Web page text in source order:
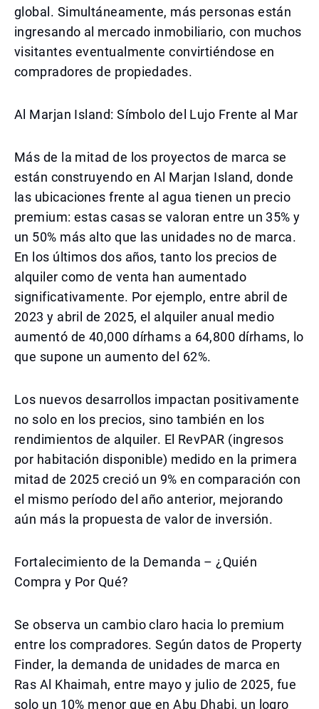
global. Simultáneamente, más personas están
ingresando al mercado inmobiliario, con muchos
visitantes eventualmente convirtiéndose en
compradores de propiedades.
Al Marjan Island: Símbolo del Lujo Frente al Mar
Más de la mitad de los proyectos de marca se
están construyendo en Al Marjan Island, donde
las ubicaciones frente al agua tienen un precio
premium: estas casas se valoran entre un 35% y
un 50% más alto que las unidades no de marca.
En los últimos dos años, tanto los precios de
alquiler como de venta han aumentado
significativamente. Por ejemplo, entre abril de
2023 y abril de 2025, el alquiler anual medio
aumentó de 40,000 dírhams a 64,800 dírhams, lo
que supone un aumento del 62%.
Los nuevos desarrollos impactan positivamente
no solo en los precios, sino también en los
rendimientos de alquiler. El RevPAR (ingresos
por habitación disponible) medido en la primera
mitad de 2025 creció un 9% en comparación con
el mismo período del año anterior, mejorando
aún más la propuesta de valor de inversión.
Fortalecimiento de la Demanda – ¿Quién
Compra y Por Qué?
Se observa un cambio claro hacia lo premium
entre los compradores. Según datos de Property
Finder, la demanda de unidades de marca en
Ras Al Khaimah, entre mayo y julio de 2025, fue
solo un 10% menor que en Abu Dhabi, un logro